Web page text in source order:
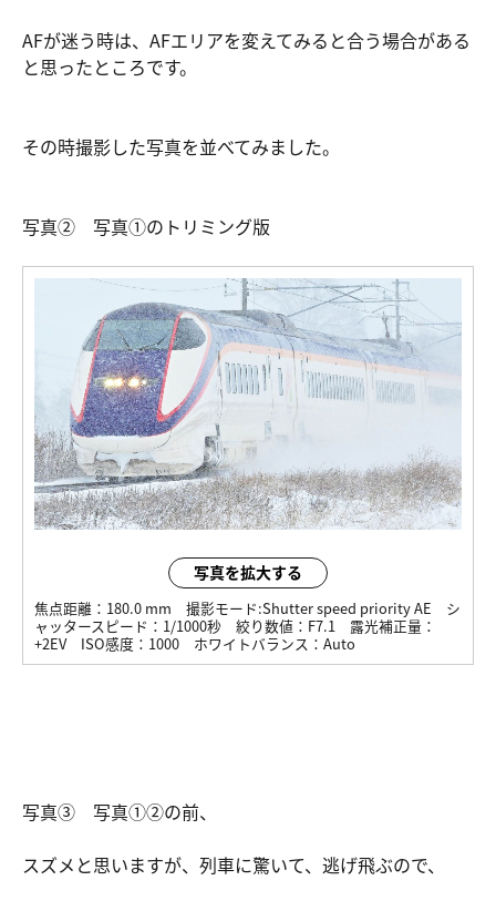
AFが迷う時は、AFエリアを変えてみると合う場合がある
と思ったところです。
その時撮影した写真を並べてみました。
写真② 写真①のトリミング版
写真を拡大する
焦点距離： 180.0 mm 撮影モード:Shutter speed priority AE
シ
ャッタースピード： 1/1000秒 絞り数値： F7.1
露光補正量：
+2EV
ISO感度： 1000 ホワイトバランス： Auto
写真③ 写真①②の前、
スズメと思いますが、列車に驚いて、逃げ飛ぶので、